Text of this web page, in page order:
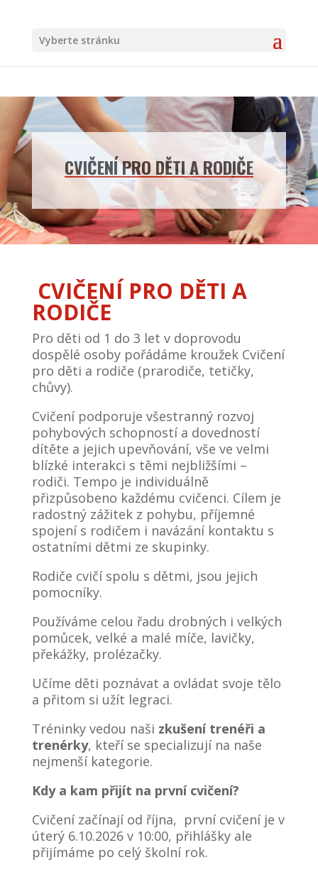
Vyberte stránku
CVIČENÍ PRO DĚTI A RODIČE
CVIČENÍ PRO DĚTI A
RODIČE
Pro děti od 1 do 3 let v doprovodu
dospělé osoby pořádáme kroužek Cvičení
pro děti a rodiče (prarodiče, tetičky,
chůvy).
Cvičení podporuje všestranný rozvoj
pohybových schopností a dovedností
dítěte a jejich upevňování, vše ve velmi
blízké interakci s těmi nejbližšími –
rodiči. Tempo je individuálně
přizpůsobeno každému cvičenci. Cílem je
radostný zážitek z pohybu, příjemné
spojení s rodičem i navázání kontaktu s
ostatními dětmi ze skupinky.
Rodiče cvičí spolu s dětmi, jsou jejich
pomocníky.
Používáme celou řadu drobných i velkých
pomůcek, velké a malé míče, lavičky,
překážky, prolézačky.
Učíme děti poznávat a ovládat svoje tělo
a přitom si užít legraci.
Tréninky vedou naši zkušení trenéři a
trenérky, kteří se specializují na naše
nejmenší kategorie.
Kdy a kam přijít na první cvičení?
Cvičení začínají od října, první cvičení je v
úterý 6.10.2026 v 10:00, přihlášky ale
přijímáme po celý školní rok.